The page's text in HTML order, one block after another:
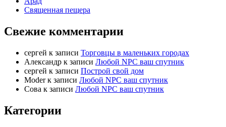
Священная пещера
Свежие комментарии
cергей к записи Торговцы в маленьких городах
Александр к записи Любой NPC ваш спутник
cергей к записи Построй свой дом
Moderк записи Любой NPC ваш спутник
Сова к записи Любой NPC ваш спутник
Категории